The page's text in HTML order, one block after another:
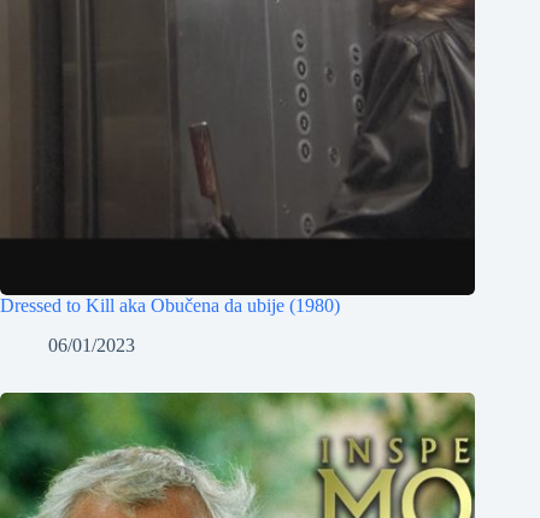
Dressed to Kill aka Obučena da ubije (1980)
06/01/2023